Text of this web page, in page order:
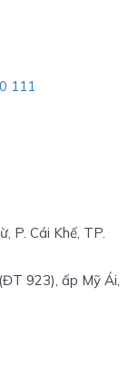
111
P. Cái Khế, TP.
923), ấp Mỹ Ái,